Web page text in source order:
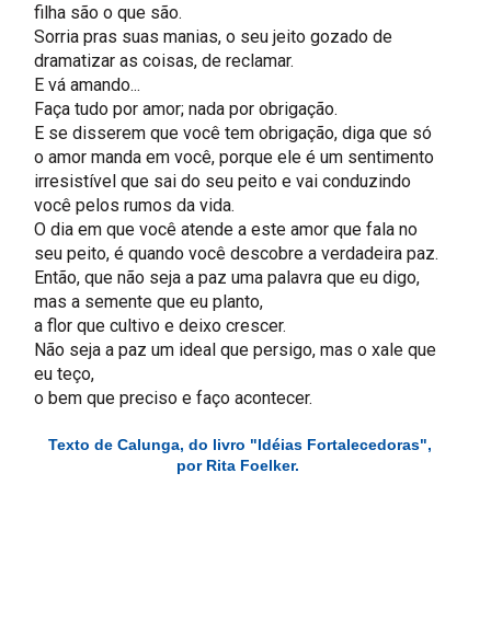
filha são o que são.
Sorria pras suas manias, o seu jeito gozado de
dramatizar as coisas, de reclamar.
E vá amando...
Faça tudo por amor; nada por obrigação.
E se disserem que você tem obrigação, diga que só
o amor manda em você, porque ele é um sentimento
irresistível que sai do seu peito e vai conduzindo
você pelos rumos da vida.
O dia em que você atende a este amor que fala no
seu peito, é quando você descobre a verdadeira paz.
Então, que não seja a paz uma palavra que eu digo,
mas a semente que eu planto,
a flor que cultivo e deixo crescer.
Não seja a paz um ideal que persigo, mas o xale que
eu teço,
o bem que preciso e faço acontecer.
Texto de Calunga, do livro "Idéias Fortalecedoras",
por Rita Foelker.